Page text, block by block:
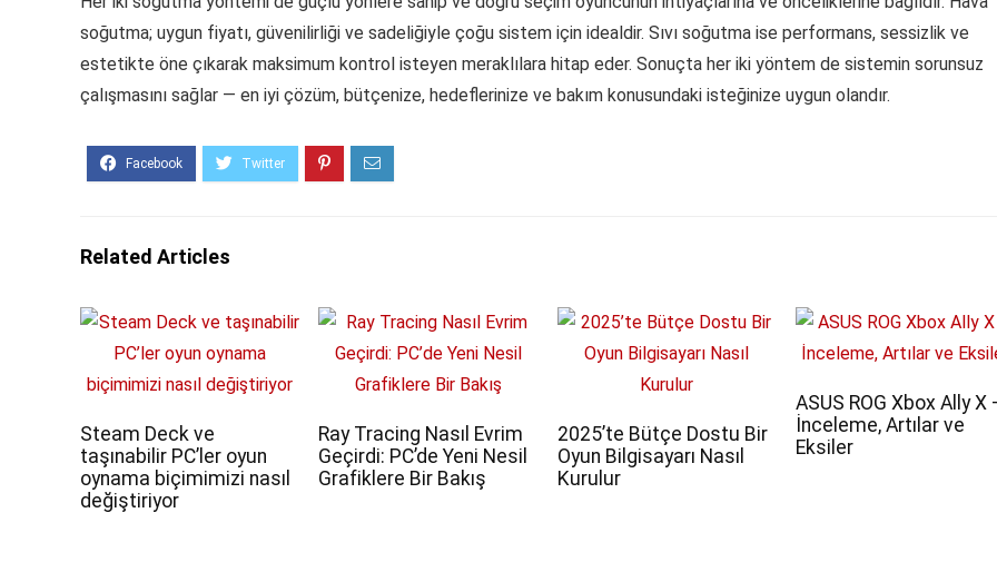
soğutma; uygun fiyatı, güvenilirliği ve sadeliğiyle çoğu sistem için idealdir. Sıvı soğutma ise performans, sessizlik ve
estetikte öne çıkarak maksimum kontrol isteyen meraklılara hitap eder. Sonuçta her iki yöntem de sistemin sorunsuz
çalışmasını sağlar — en iyi çözüm, bütçenize, hedeflerinize ve bakım konusundaki isteğinize uygun olandır.
Related Articles
Steam Deck ve
taşınabilir PC’ler oyun
oynama biçimimizi nasıl
değiştiriyor
Ray Tracing Nasıl Evrim
Geçirdi: PC’de Yeni Nesil
Grafiklere Bir Bakış
2025’te Bütçe Dostu Bir
Oyun Bilgisayarı Nasıl
Kurulur
ASUS ROG Xbox Ally X
İnceleme, Artılar ve
Eksiler